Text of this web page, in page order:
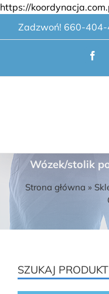
https://
Zadzwoń! 660-
Wózek/stolik
Strona główna »
SZUKAJ